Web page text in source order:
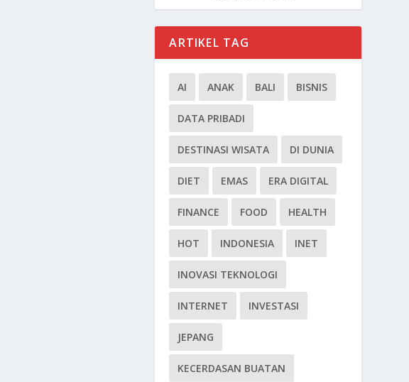
ARTIKEL TAG
AI ANAK BALI BISNIS
DATA PRIBADI
DESTINASI WISATA DI DUNIA
DIET EMAS ERA DIGITAL
FINANCE FOOD HEALTH
HOT INDONESIA INET
INOVASI TEKNOLOGI
INTERNET INVESTASI
JEPANG
KECERDASAN BUATAN